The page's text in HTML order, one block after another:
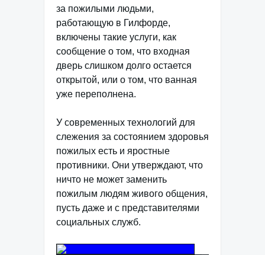
за пожилыми людьми,
работающую в Гилфорде,
включены такие услуги, как
сообщение о том, что входная
дверь слишком долго остается
открытой, или о том, что ванная
уже переполнена.
У современных технологий для
слежения за состоянием здоровья
пожилых есть и яростные
противники. Они утверждают, что
ничто не может заменить
пожилым людям живого общения,
пусть даже и с представителями
социальных служб.